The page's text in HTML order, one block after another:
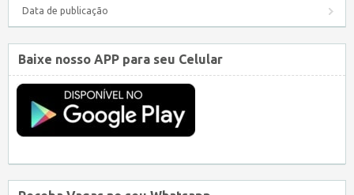
Data de publicação
Baixe nosso APP para seu Celular